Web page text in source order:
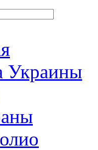
Украины